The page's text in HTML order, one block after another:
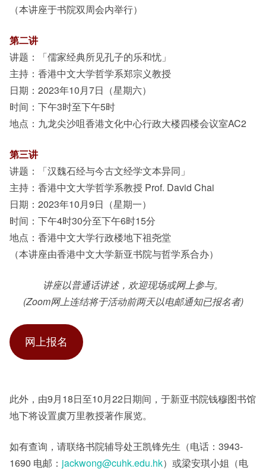
（本讲座于书院双周会内举行）
第二讲
讲题：「儒家经典所见孔子的乐和忧」
主持：香港中文大学哲学系郑宗义教授
日期：2023年10月7日（星期六）
时间：下午3时至下午5时
地点：九龙尖沙咀香港文化中心行政大楼四楼会议室AC2
第三讲
讲题：「汉魏石经与今古文经学文本异同」
主持：香港中文大学哲学系教授 Prof. David Chai
日期：2023年10月9日（星期一）
时间：下午4时30分至下午6时15分
地点：香港中文大学行政楼地下祖尧堂
（本讲座由香港中文大学新亚书院与哲学系合办）
讲座以普通话讲述，欢迎现场或网上参与。
(Zoom网上连结将于活动前两天以电邮通知已报名者)
网上报名
此外，由9月18日至10月22日期间，于新亚书院钱穆图书馆
地下将设置虞万里教授著作展览。
如有查询，请联络书院辅导处王凯锋先生（电话：3943-
1690 电邮： jackwong@cuhk.edu.hk）或梁安琪小姐（电